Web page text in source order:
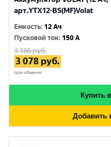
арт.YTX12-BS(MF)Volat
Емкость: 12 Ач
Пусковой ток: 150 A
3 186руб.
3 078 руб.
при обмене
Купить
Добавить